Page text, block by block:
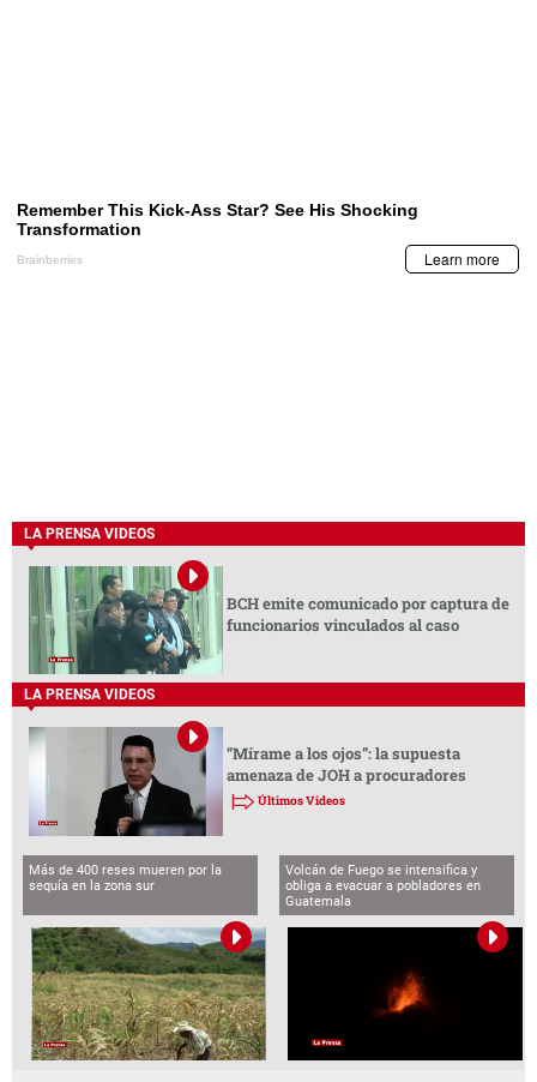
LA PRENSA VIDEOS
BCH emite comunicado por captura de
funcionarios vinculados al caso
LA PRENSA VIDEOS
“Mírame a los ojos”: la supuesta
amenaza de JOH a procuradores
Últimos Videos
Más de 400 reses mueren por la
sequía en la zona sur
Volcán de Fuego se intensifica y
obliga a evacuar a pobladores en
Guatemala